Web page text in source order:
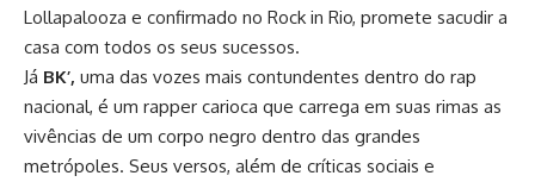
Lollapalooza e confirmado no Rock in Rio, promete sacudir a
casa com todos os seus sucessos.
Já BK’, uma das vozes mais contundentes dentro do rap
nacional, é um rapper carioca que carrega em suas rimas as
vivências de um corpo negro dentro das grandes
metrópoles. Seus versos, além de críticas sociais e